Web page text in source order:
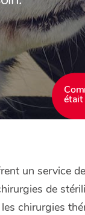
était
un service
de
chirurgies